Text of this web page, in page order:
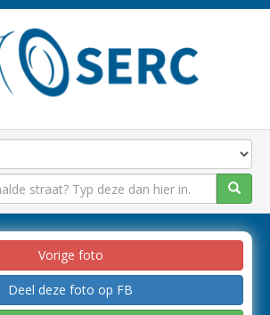
Vorige foto
Deel deze foto op FB